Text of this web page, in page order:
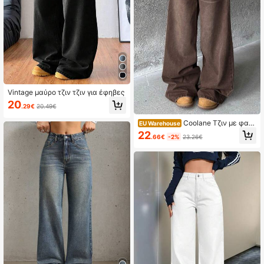
Vintage μαύρο τζιν τζιν για έφηβες
20.29€ 20.49€
EU Warehouse Coolane Τζιν με φαρδ
ιά μπατζάκια για εφήβους
22.66€ -2% 23.26€